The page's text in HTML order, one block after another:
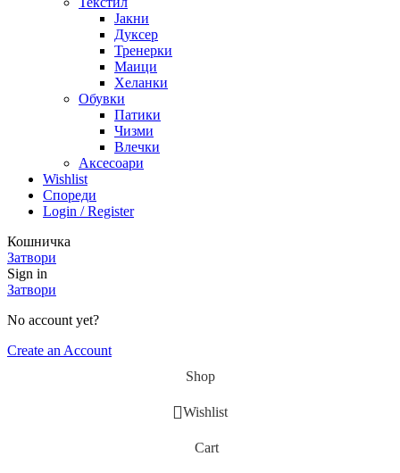
Јакни
Дуксер
Тренерки
Маици
Хеланки
Обувки
Патики
Чизми
Влечки
Аксесоари
Wishlist
Спореди
Login / Register
Кошничка
Затвори
Sign in
Затвори
No account yet?
Create an Account
Shop
Wishlist
Cart